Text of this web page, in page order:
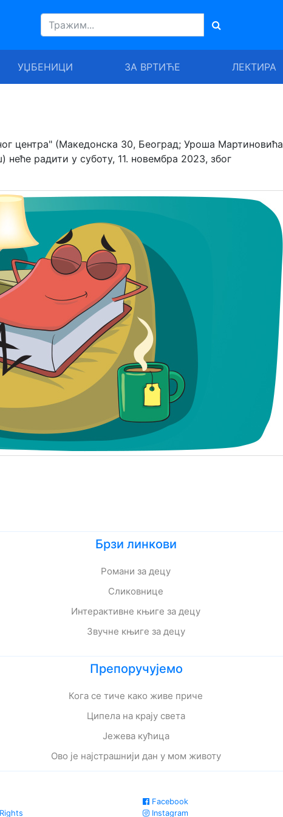
УЏБЕНИЦИ ЗА ВРТИЋЕ ЛЕКТИРА
центра" (Македонска 30, Београд; Уроша Мартиновића
радити у суботу, 11. новембра 2023, због
Брзи линкови
Романи за децу
Сликовнице
Интерактивне књиге за децу
Звучне књиге за децу
Препоручујемо
Кога се тиче како живе приче
Ципела на крају света
Јежева кућица
Ово је најстрашнији дан у мом животу
Facebook
Instagram